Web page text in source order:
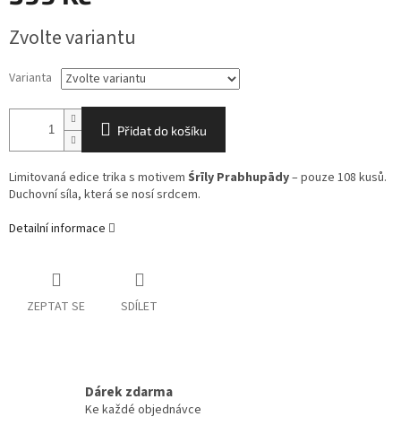
cena:
Zvolte variantu
Varianta
Přidat do košíku
Limitovaná edice trika s motivem Śrīly Prabhupādy– pouze 108 kusů.
Duchovní síla, která se nosí srdcem.
Detailní informace
ZEPTAT SE SDÍLET
Dárek zdarma
Ke každé objednávce